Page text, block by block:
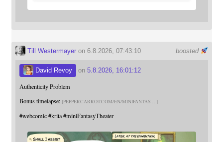
boosted
Till Westermayeron 6.8.2026, 07:43:10
David Revoy on 5.8.2026, 16:01:12
Authenticity Problem
Bonus timelapse: PEPPERCARROT.COM/EN/MINIFANTAS
#webcomic #krita #miniFantasyTheater